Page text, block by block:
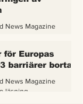
News Magazine
för Europas
barriärer borta
News Magazine
läsning